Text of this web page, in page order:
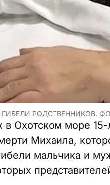
РОДСТВЕННИКОВ.
в Охотском море
Михаила,
мальчика и